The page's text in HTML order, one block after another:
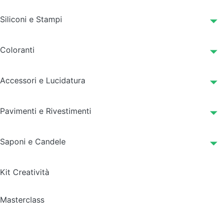
Siliconi e Stampi
Coloranti
Accessori e Lucidatura
Pavimenti e Rivestimenti
Saponi e Candele
Kit Creatività
Masterclass